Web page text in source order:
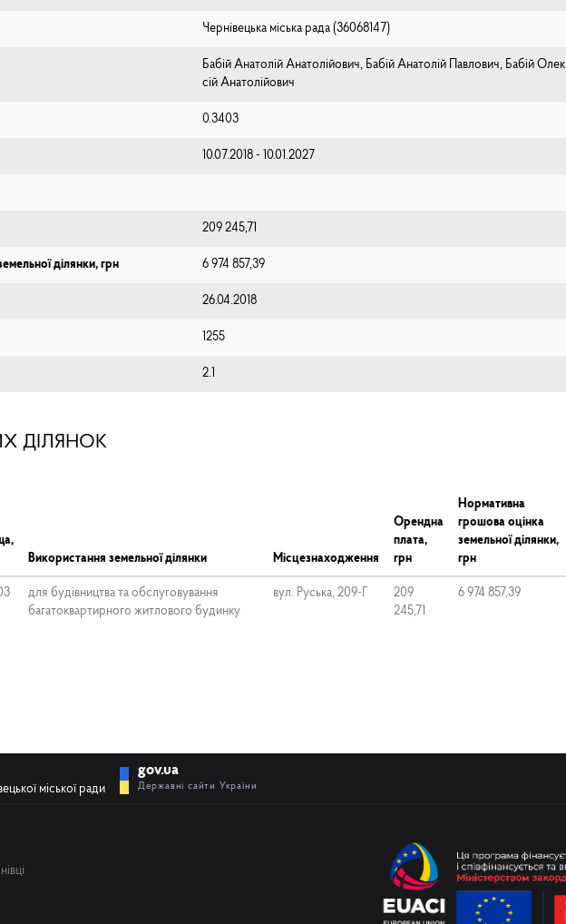
Чернівецька міська рада (⁨36068147⁩)
Бабій Анатолій Анатолійович, Бабій Анатолій Павлович, Бабій Олек
сій Анатолійович
0.3403
10.07.2018 - 10.01.2027
209 245,71
ділянки, грн 6 974 857,39
26.04.2018
1255
2.1
ДІЛЯНОК
Використання земельної ділянки Місцезнаходження
Орендна
плата,
грн
Нормативна
грошова оцінка
земельної ділянки,
грн
для будівництва та обслуговування
багатоквартирного житлового будинку
вул. Руська, 209-Г
209
245,71
6 974 857,39
міської ради
gov.ua
Державні сайти України